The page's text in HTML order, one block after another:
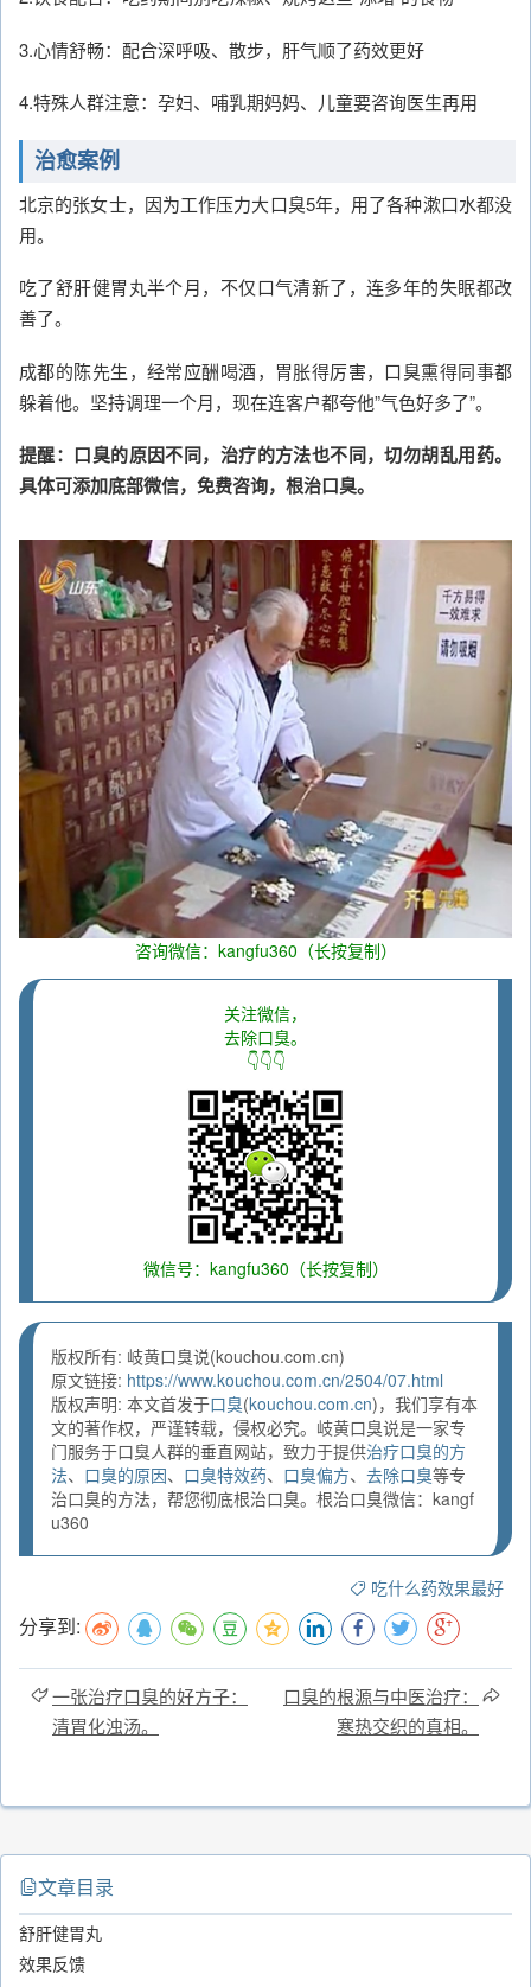
3.心情舒畅：配合深呼吸、散步，肝气顺了药效更好
4.特殊人群注意：孕妇、哺乳期妈妈、儿童要咨询医生再用
治愈案例
北京的张女士，因为工作压力大口臭5年，用了各种漱口水都没
用。
吃了舒肝健胃丸半个月，不仅口气清新了，连多年的失眠都改
善了。
成都的陈先生，经常应酬喝酒，胃胀得厉害，口臭熏得同事都
躲着他。坚持调理一个月，现在连客户都夸他”气色好多了”。
提醒：口臭的原因不同，治疗的方法也不同，切勿胡乱用药。
具体可添加底部微信，免费咨询，根治口臭。
咨询微信：kangfu360（长按复制）
关注微信，
去除口臭。
👇👇👇
微信号：kangfu360（长按复制）
版权所有: 岐黄口臭说(kouchou.com.cn)
原文链接: https://www.kouchou.com.cn/2504/07.html
版权声明: 本文首发于口臭(kouchou.com.cn)，我们享有本
文的著作权，严谨转载，侵权必究。岐黄口臭说是一家专
门服务于口臭人群的垂直网站，致力于提供治疗口臭的方
法、 口臭的原因、 口臭特效药、 口臭偏方、 去除口臭等专
治口臭的方法，帮您彻底根治口臭。根治口臭微信：kangf
u360
吃什么药效果最好
分享到:
一张治疗口臭的好方子：
清胃化浊汤。
口臭的根源与中医治疗：
寒热交织的真相。
文章目录
舒肝健胃丸
效果反馈